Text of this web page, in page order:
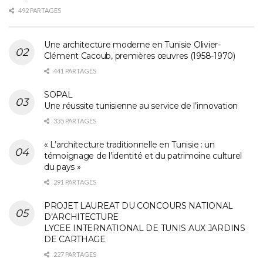
492 PARTAGES
Une architecture moderne en Tunisie Olivier-
Clément Cacoub, premières œuvres (1958-1970)
441 PARTAGES
SOPAL
Une réussite tunisienne au service de l’innovation
335 PARTAGES
« L’architecture traditionnelle en Tunisie : un
témoignage de l’identité et du patrimoine culturel
du pays »
291 PARTAGES
PROJET LAUREAT DU CONCOURS NATIONAL
D’ARCHITECTURE
LYCEE INTERNATIONAL DE TUNIS AUX JARDINS
DE CARTHAGE
227 PARTAGES